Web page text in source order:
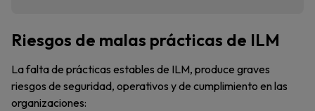
Riesgos de malas prácticas de ILM
La falta de prácticas estables de ILM, produce graves
riesgos de seguridad, operativos y de cumplimiento en las
organizaciones: